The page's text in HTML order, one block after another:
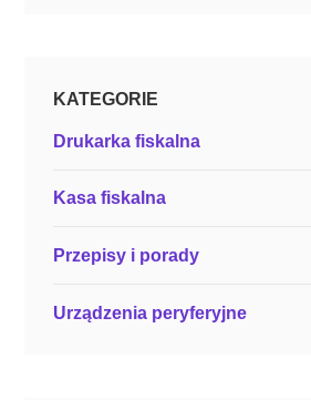
r
c
N
v
KATEGORIE
Drukarka fiskalna
Kasa fiskalna
Przepisy i porady
Urządzenia peryferyjne